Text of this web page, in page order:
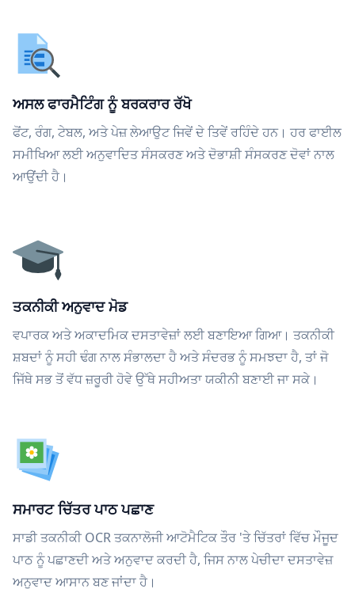
ਅਸਲ ਫਾਰਮੈਟਿੰਗ ਨੂੰ ਬਰਕਰਾਰ ਰੱਖੋ
ਫੋਂਟ, ਰੰਗ, ਟੇਬਲ, ਅਤੇ ਪੇਜ਼ ਲੇਆਉਟ ਜਿਵੇਂ ਦੇ ਤਿਵੇਂ ਰਹਿੰਦੇ ਹਨ। ਹਰ ਫਾਈਲ
ਸਮੀਖਿਆ ਲਈ ਅਨੁਵਾਦਿਤ ਸੰਸਕਰਣ ਅਤੇ ਦੋਭਾਸ਼ੀ ਸੰਸਕਰਣ ਦੋਵਾਂ ਨਾਲ
ਆਉਂਦੀ ਹੈ।
ਤਕਨੀਕੀ ਅਨੁਵਾਦ ਮੋਡ
ਵਪਾਰਕ ਅਤੇ ਅਕਾਦਮਿਕ ਦਸਤਾਵੇਜ਼ਾਂ ਲਈ ਬਣਾਇਆ ਗਿਆ। ਤਕਨੀਕੀ
ਸ਼ਬਦਾਂ ਨੂੰ ਸਹੀ ਢੰਗ ਨਾਲ ਸੰਭਾਲਦਾ ਹੈ ਅਤੇ ਸੰਦਰਭ ਨੂੰ ਸਮਝਦਾ ਹੈ, ਤਾਂ ਜੋ
ਜਿੱਥੇ ਸਭ ਤੋਂ ਵੱਧ ਜ਼ਰੂਰੀ ਹੋਵੇ ਉੱਥੇ ਸਹੀਅਤਾ ਯਕੀਨੀ ਬਣਾਈ ਜਾ ਸਕੇ।
ਸਮਾਰਟ ਚਿੱਤਰ ਪਾਠ ਪਛਾਣ
ਸਾਡੀ ਤਕਨੀਕੀ OCR ਤਕਨਾਲੋਜੀ ਆਟੋਮੈਟਿਕ ਤੌਰ 'ਤੇ ਚਿੱਤਰਾਂ ਵਿੱਚ ਮੌਜੂਦ
ਪਾਠ ਨੂੰ ਪਛਾਣਦੀ ਅਤੇ ਅਨੁਵਾਦ ਕਰਦੀ ਹੈ, ਜਿਸ ਨਾਲ ਪੇਚੀਦਾ ਦਸਤਾਵੇਜ਼
ਅਨੁਵਾਦ ਆਸਾਨ ਬਣ ਜਾਂਦਾ ਹੈ।